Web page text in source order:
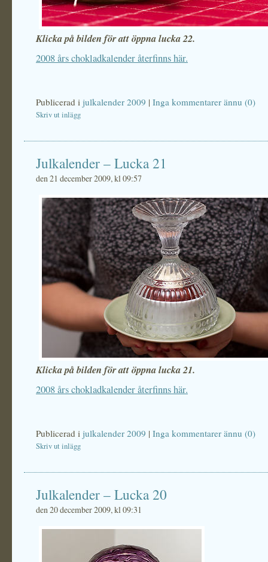
Klicka på bilden för att öppna lucka 22.
2008 års chokladkalender återfinns här.
Publicerad i julkalender 2009 | Inga kommentarer ännu (0)
Skriv ut inlägg
Julkalender – Lucka 21
den 21 december 2009, kl 09:57
Klicka på bilden för att öppna lucka 21.
2008 års chokladkalender återfinns här.
Publicerad i julkalender 2009 | Inga kommentarer ännu (0)
Skriv ut inlägg
Julkalender – Lucka 20
den 20 december 2009, kl 09:31